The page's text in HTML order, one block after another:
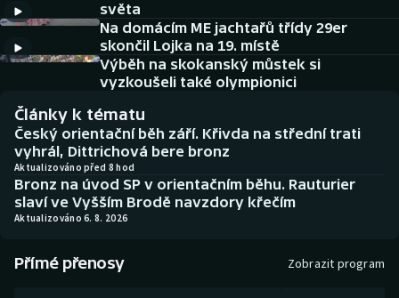
Americký fotbal
Baseball a softbal
Biatlon
Boby a skeleton
Curling
NEPŘEHLÉDNĚTE
Soutěže
Aplikace ČT sport
AZ kvíz
světa
Na domácím ME jachtařů třídy 29er
skončil Lojka na 19. místě
Výběh na skokanský můstek si
vyzkoušeli také olympionici
Články k tématu
Český orientační běh září. Křivda na střední trati
vyhrál, Dittrichová bere bronz
Aktualizováno před 8 hod
Bronz na úvod SP v orientačním běhu. Rauturier
slaví ve Vyšším Brodě navzdory křečím
Aktualizováno 6. 8. 2026
Přímé přenosy Zobrazit program